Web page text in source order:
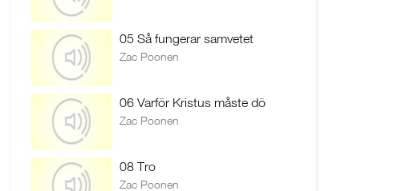
05 Så fungerar samvetet
Zac Poonen
06 Varför Kristus måste dö
Zac Poonen
08 Tro
Zac Poonen